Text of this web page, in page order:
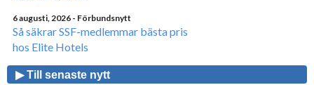
6 augusti, 2026 - Förbundsnytt
Så säkrar SSF-medlemmar bästa pris
hos Elite Hotels
▶ Till senaste nytt